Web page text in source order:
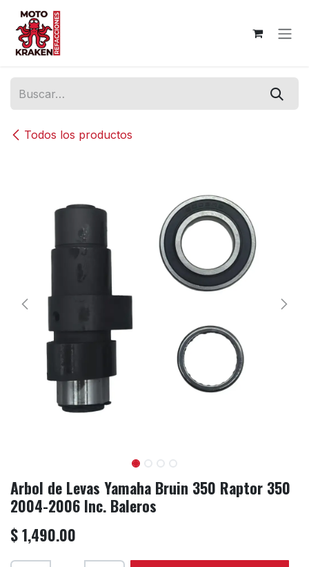
Ir al contenido
Todos los productos
Arbol de Levas Yamaha Bruin 350 Raptor 350
2004-2006 Inc. Baleros
$1,490.00